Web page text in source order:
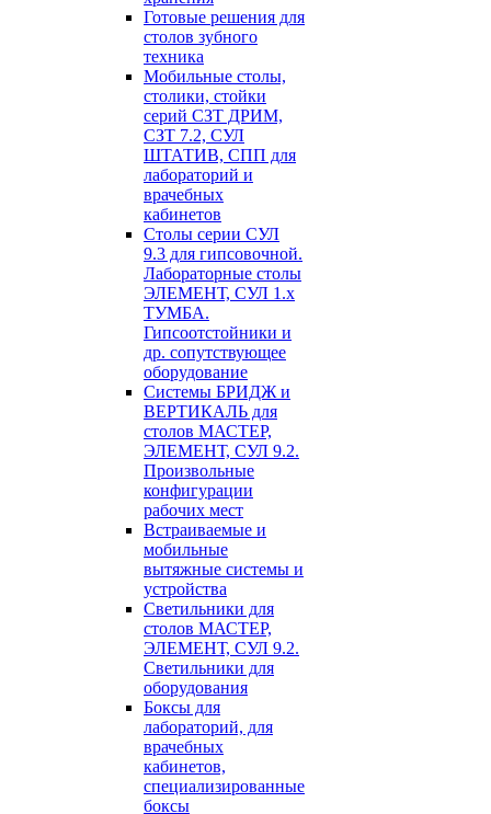
Готовые решения для
столов зубного
техника
Мобильные столы,
столики, стойки
серий СЗТ ДРИМ,
СЗТ 7.2, СУЛ
ШТАТИВ, СПП для
лабораторий и
врачебных
кабинетов
Столы серии СУЛ
9.3 для гипсовочной.
Лабораторные столы
ЭЛЕМЕНТ, СУЛ 1.х
ТУМБА.
Гипсоотстойники и
др. сопутствующее
оборудование
Системы БРИДЖ и
ВЕРТИКАЛЬ для
столов МАСТЕР,
ЭЛЕМЕНТ, СУЛ 9.2.
Произвольные
конфигурации
рабочих мест
Встраиваемые и
мобильные
вытяжные системы и
устройства
Светильники для
столов МАСТЕР,
ЭЛЕМЕНТ, СУЛ 9.2.
Светильники для
оборудования
Боксы для
лабораторий, для
врачебных
кабинетов,
специализированные
боксы